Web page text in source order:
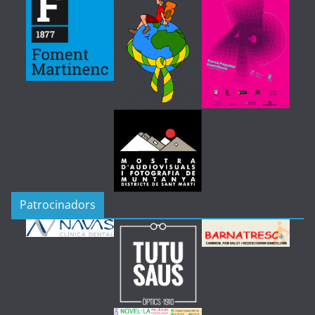
Patrocinadors